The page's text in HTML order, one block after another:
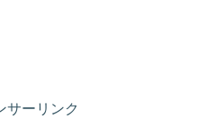
サーリンク